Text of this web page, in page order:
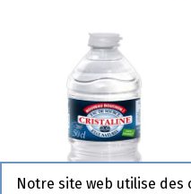
Notre site web utilise